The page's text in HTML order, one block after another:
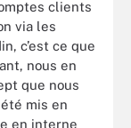
clients
via les
c’est ce que
nous en
que nous
été mis en
en interne